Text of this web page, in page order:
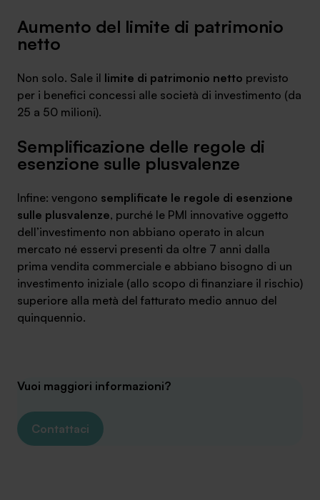
all'Oam n.M336
Aumento del limite di patrimonio
netto
Non solo. Sale il limite di patrimonio netto previsto
per i benefici concessi alle società di investimento (da
25 a 50 milioni).
Semplificazione delle regole di
esenzione sulle plusvalenze
Infine: vengono semplificate le regole di esenzione
sulle plusvalenze, purché le PMI innovative oggetto
dell’investimento non abbiano operato in alcun
mercato né esservi presenti da oltre 7 anni dalla
prima vendita commerciale e abbiano bisogno di un
investimento iniziale (allo scopo di finanziare il rischio)
superiore alla metà del fatturato medio annuo del
quinquennio.
Vuoi maggiori informazioni?
Contattaci